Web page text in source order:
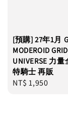
[預購] 27年1月
MODEROID
UNIVERSE 力
特騎士 再販
Regular
NT$ 1,950